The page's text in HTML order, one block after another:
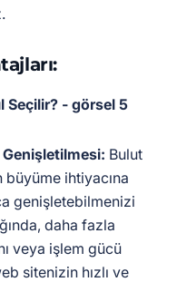
Genişletilmesi: Bulut
ihtiyacına
genişletebilmenizi
daha fazla
veya işlem gücü
sitenizin hızlı ve